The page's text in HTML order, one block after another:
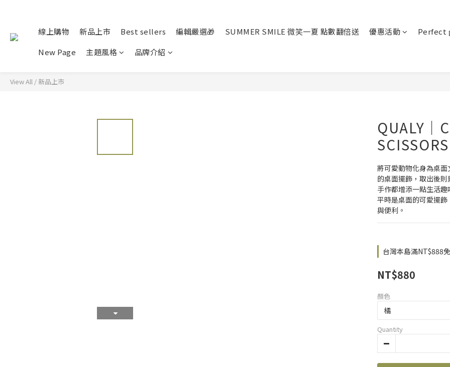
線上購物 新品上市 Best sellers 編輯嚴選🎁 SUMMER SMILE 微笑一夏 點數翻倍送 優惠活動
Perfect
New Page
主題風格 品牌介紹
View All /新品上市
QUALY｜
SCISSORS
將可愛動物化身為桌
的桌面擺飾，取出後
手作都增添一點生活趣
平時是桌面的可愛擺
與便利。
台灣本島滿NT$888
NT$880
顏色
Quantity